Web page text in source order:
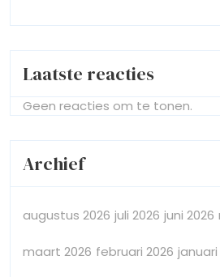
Laatste reacties
Geen reacties om te tonen.
Archief
augustus 2026 juli 2026 juni 2026
maart 2026 februari 2026 januari